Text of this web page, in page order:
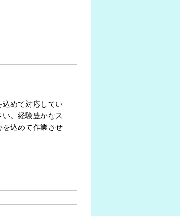
めて対応してい
。経験豊かなス
を込めて作業させ